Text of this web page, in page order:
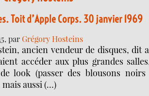
Toit d’Apple Corps. 30 janvier 1969
, par Grégory Hosteins
ancien vendeur de disques, dit
accéder aux plus grandes
look (passer des blousons noirs
mais aussi (…)